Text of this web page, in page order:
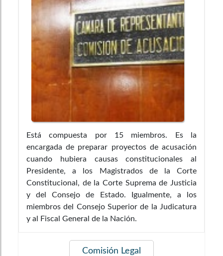
Está compuesta por 15 miembros. Es la
encargada de preparar proyectos de acusación
cuando hubiera causas constitucionales al
Presidente, a los Magistrados de la Corte
Constitucional, de la Corte Suprema de Justicia
y del Consejo de Estado. Igualmente, a los
miembros del Consejo Superior de la Judicatura
y al Fiscal General de la Nación.
Comisión Legal